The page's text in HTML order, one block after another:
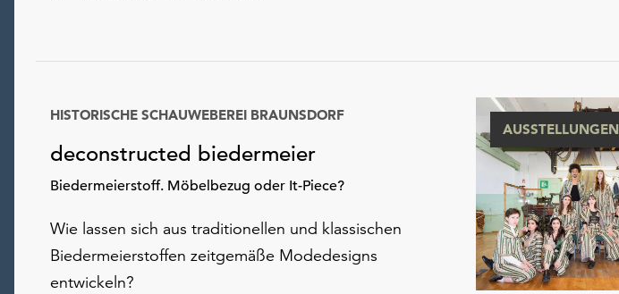
deconstructed biedermeier
Biedermeierstoff. Möbelbezug oder It-Piece?
HISTORISCHE SCHAUWEBEREI BRAUNSDORF
Wie lassen sich aus traditionellen und klassischen
Biedermeierstoffen zeitgemäße Modedesigns
entwickeln?
Datum
AUSSTELLUNGEN